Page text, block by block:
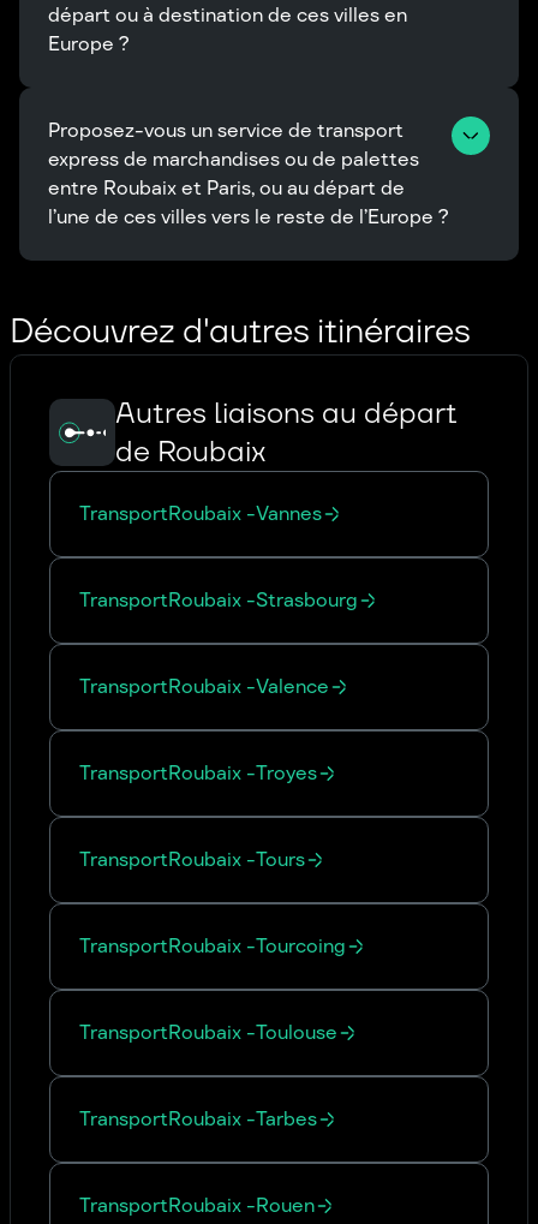
départ ou à destination de ces villes en
Europe ?
Proposez-vous un service de transport
express de marchandises ou de palettes
entre Roubaix et Paris, ou au départ de
l’une de ces villes vers le reste de l’Europe ?
Découvrez d'autres itinéraires
Autres liaisons au départ
de Roubaix
TransportRoubaix -Vannes
TransportRoubaix -Strasbourg
TransportRoubaix -Valence
TransportRoubaix -Troyes
TransportRoubaix -Tours
TransportRoubaix -Tourcoing
TransportRoubaix -Toulouse
TransportRoubaix -Tarbes
TransportRoubaix -Rouen